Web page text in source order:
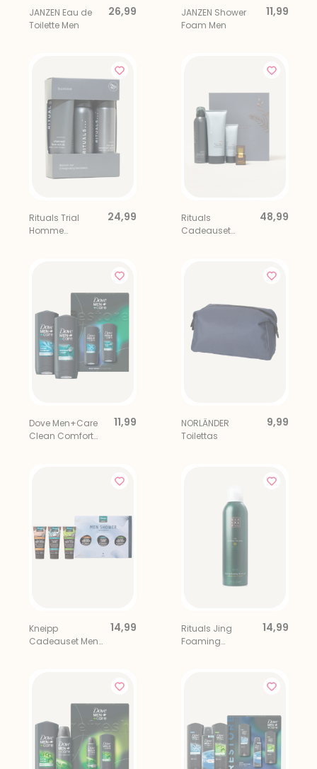
JANZEN Eau de
Toilette Men
26,99
JANZEN Shower
Foam Men
11,99
Rituals Trial
Homme
24,99
Rituals
Cadeauset
48,99
Dove Men+Care
Clean Comfort
11,99
NORLÄNDER
Toilettas
9,99
Kneipp
Cadeauset Men
14,99
Rituals Jing
Foaming
14,99